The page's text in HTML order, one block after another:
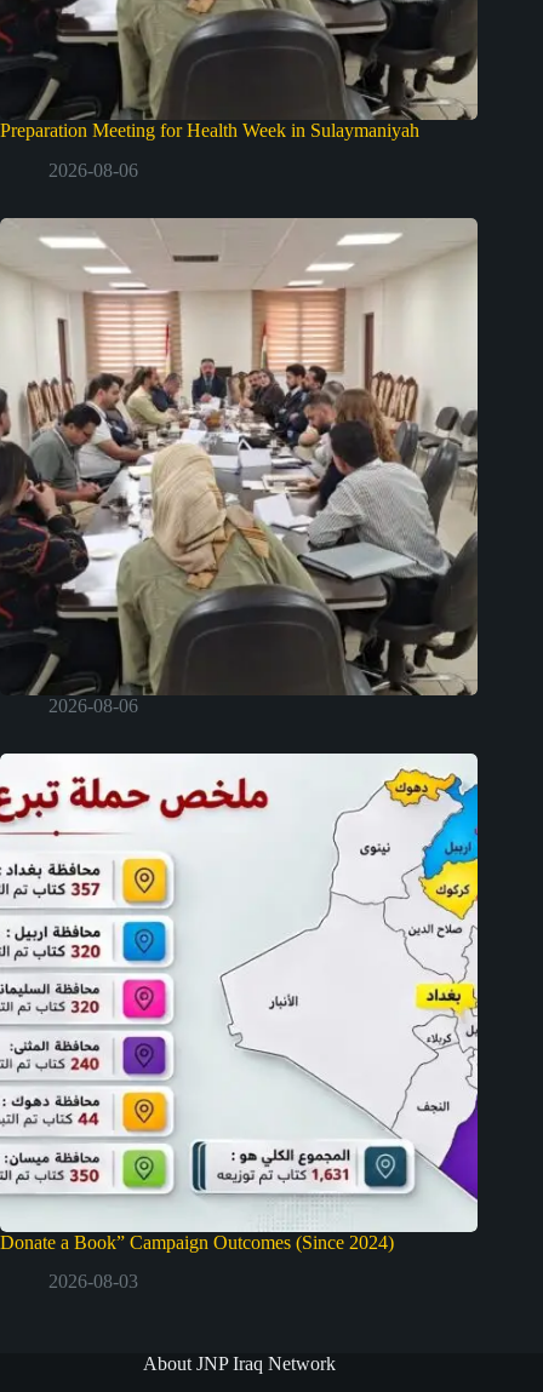
Preparation Meeting for Health Week in Sulaymaniyah
2026-08-06
2026-08-06
Donate a Book” Campaign Outcomes (Since 2024)
2026-08-03
About JNP Iraq Network